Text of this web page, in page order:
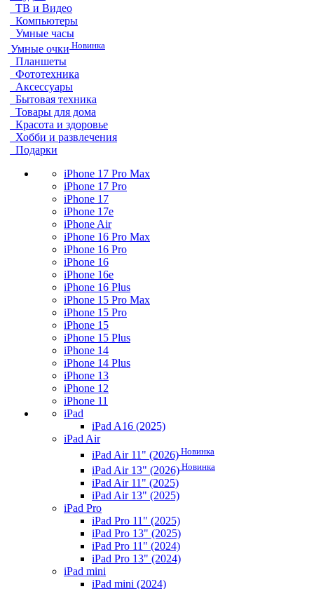
ТВ и Видео
Компьютеры
Умные часы
Умные очки Новинка
Планшеты
Фототехника
Аксессуары
Бытовая техника
Товары для дома
Красота и здоровье
Хобби и развлечения
Подарки
iPhone 17 Pro Max
iPhone 17 Pro
iPhone 17
iPhone 17e
iPhone Air
iPhone 16 Pro Max
iPhone 16 Pro
iPhone 16
iPhone 16e
iPhone 16 Plus
iPhone 15 Pro Max
iPhone 15 Pro
iPhone 15
iPhone 15 Plus
iPhone 14
iPhone 14 Plus
iPhone 13
iPhone 12
iPhone 11
iPad
iPad A16 (2025)
iPad Air
iPad Air 11" (2026) Новинка
iPad Air 13" (2026) Новинка
iPad Air 11" (2025)
iPad Air 13" (2025)
iPad Pro
iPad Pro 11" (2025)
iPad Pro 13" (2025)
iPad Pro 11" (2024)
iPad Pro 13" (2024)
iPad mini
iPad mini (2024)